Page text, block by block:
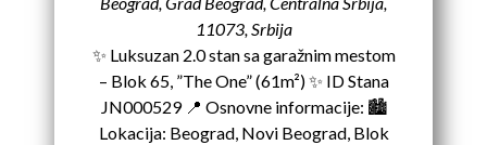
11073, Srbija
✨ Luksuzan 2.0 stan sa garažnim mestom
– Blok 65, ”The One” (61m²) ✨ ID Stana
JN000529 📍 Osnovne informacije: 🏙️
Lokacija: Beograd, Novi Beograd, Blok